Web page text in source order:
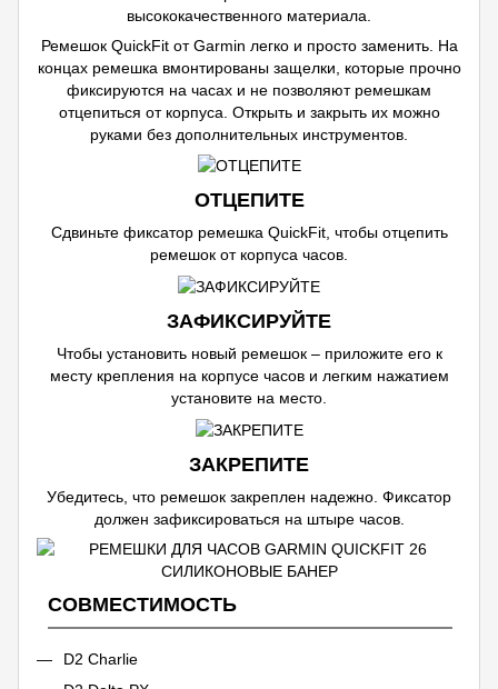
высококачественного материала.
Ремешок QuickFit от Garmin легко и просто заменить. На
концах ремешка вмонтированы защелки, которые прочно
фиксируются на часах и не позволяют ремешкам
отцепиться от корпуса. Открыть и закрыть их можно
руками без дополнительных инструментов.
ОТЦЕПИТЕ
Сдвиньте фиксатор ремешка QuickFit, чтобы отцепить
ремешок от корпуса часов.
ЗАФИКСИРУЙТЕ
Чтобы установить новый ремешок – приложите его к
месту крепления на корпусе часов и легким нажатием
установите на место.
ЗАКРЕПИТЕ
Убедитесь, что ремешок закреплен надежно. Фиксатор
должен зафиксироваться на штыре часов.
СОВМЕСТИМОСТЬ
D2 Charlie